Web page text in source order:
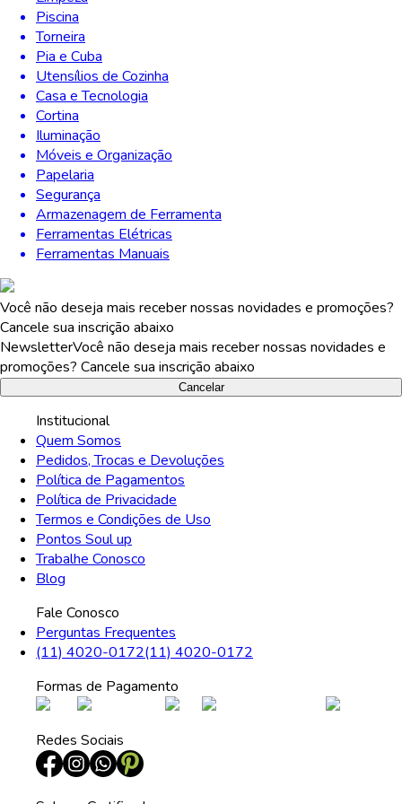
Piscina
Torneira
Pia e Cuba
Utensílios de Cozinha
Casa e Tecnologia
Cortina
Iluminação
Móveis e Organização
Papelaria
Segurança
Armazenagem de Ferramenta
Ferramentas Elétricas
Ferramentas Manuais
Você não deseja mais receber nossas novidades e promoções?
Cancele sua inscrição abaixo
NewsletterVocê não deseja mais receber nossas novidades e
promoções? Cancele sua inscrição abaixo
Cancelar
Institucional
Quem Somos
Pedidos, Trocas e Devoluções
Política de Pagamentos
Política de Privacidade
Termos e Condições de Uso
Pontos Soul up
Trabalhe Conosco
Blog
Fale Conosco
Perguntas Frequentes
(11) 4020-0172(11) 4020-0172
Formas de Pagamento
Redes Sociais